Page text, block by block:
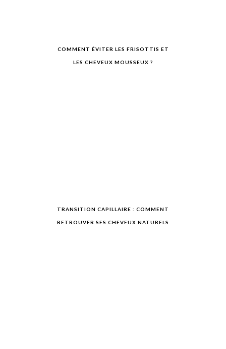
COMMENT ÉVITER LES FRISOTTIS ET
LES CHEVEUX MOUSSEUX ?
TRANSITION CAPILLAIRE : COMMENT
RETROUVER SES CHEVEUX NATURELS